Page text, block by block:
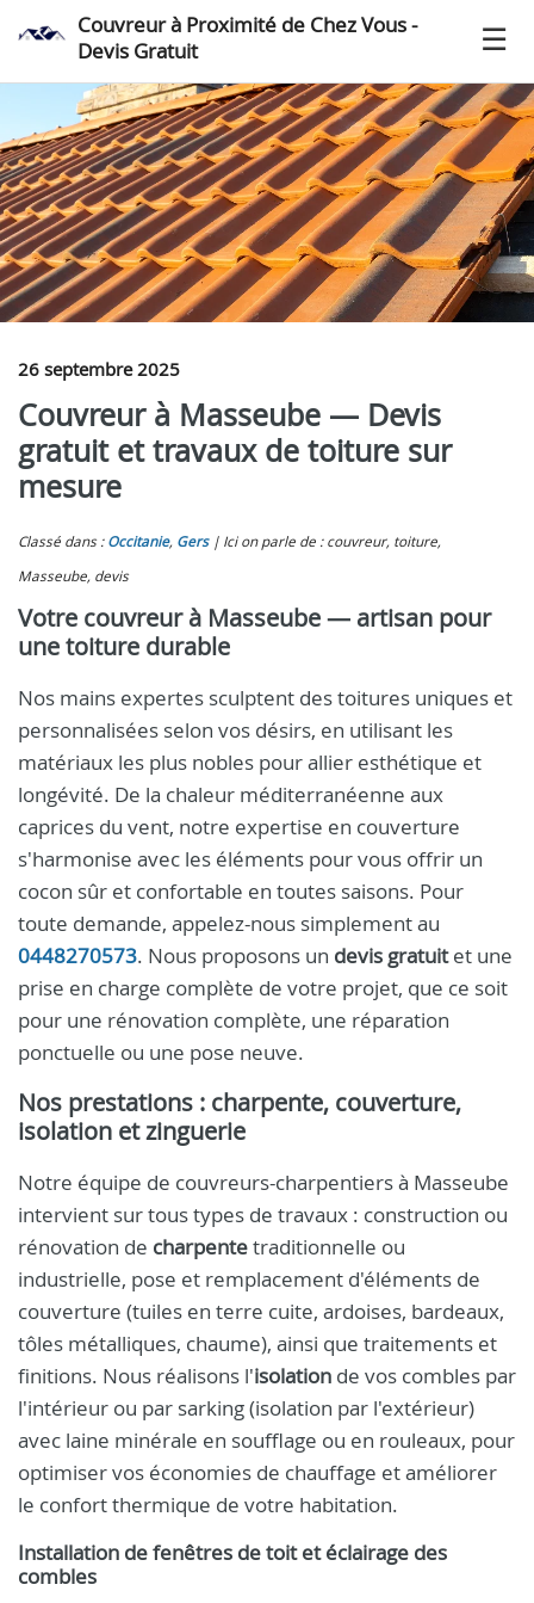
Couvreur à Proximité de Chez Vous -
Devis Gratuit
26 septembre 2025
Couvreur à Masseube — Devis
gratuit et travaux de toiture sur
mesure
Classé dans : Occitanie, Gers
Ici on parle de : couvreur, toiture,
Masseube, devis
Votre couvreur à Masseube — artisan pour
une toiture durable
Nos mains expertes sculptent des toitures uniques et
personnalisées selon vos désirs, en utilisant les
matériaux les plus nobles pour allier esthétique et
longévité. De la chaleur méditerranéenne aux
caprices du vent, notre expertise en couverture
s'harmonise avec les éléments pour vous offrir un
cocon sûr et confortable en toutes saisons. Pour
toute demande, appelez-nous simplement au
0448270573. Nous proposons un devis gratuitet une
prise en charge complète de votre projet, que ce soit
pour une rénovation complète, une réparation
ponctuelle ou une pose neuve.
Nos prestations : charpente, couverture,
isolation et zinguerie
Notre équipe de couvreurs-charpentiers à Masseube
intervient sur tous types de travaux : construction ou
rénovation de charpentetraditionnelle ou
industrielle, pose et remplacement d'éléments de
couverture (tuiles en terre cuite, ardoises, bardeaux,
tôles métalliques, chaume), ainsi que traitements et
finitions. Nous réalisons l'isolation de vos combles par
l'intérieur ou par sarking (isolation par l'extérieur)
avec laine minérale en soufflage ou en rouleaux, pour
optimiser vos économies de chauffage et améliorer
le confort thermique de votre habitation.
Installation de fenêtres de toit et éclairage des
combles